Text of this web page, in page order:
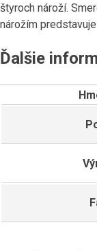
štyroch nároží.
nárožím predstavuje
Ďalšie